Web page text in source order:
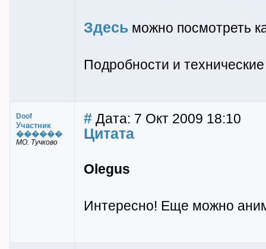
Здесь можно посмотреть
Подробности и
Doof
Участник
������
МО. Тучково
# Дата: 7 Окт 2009 18:10
Цитата
Olegus
Интересно! Еще можно